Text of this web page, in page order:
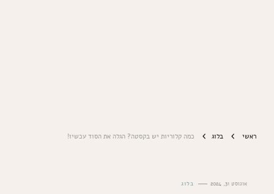
ראשי בלוג כמה קלוריות יש בקסטה? הגלה את הסוד עכשיו!
אוגוסט 31, 2024 בלוג